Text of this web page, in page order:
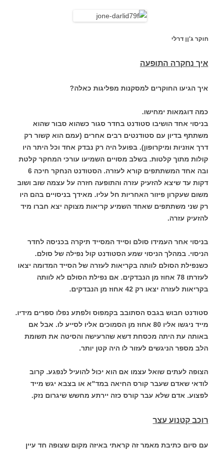
חוקר ג'ןן דרלי
איך נחקרה התופעה
איך הגיעו החוקרים למסקנות מפליגות כאלה?
כמה דוגמאות ימחישו.
בניסוי אחד הושיבו סטודנט בחדר סגור כשהוא סבור שהוא
משתתף בדיון עם סטודנטים רבים אחרים (עמם הוא קשור רק
דרך אוזניות ומיקרופון). בפועל היה רק נבדק אחד וכל היתר היו
קולות מתוך קלטות. בשלב מסויים השמיעו עורכי המחקר קלטת
ובה אחד המשתתפים קורא לעזרה. הסטודנט הנחקר חיכה 6
דקות עד שיצא להזעיק עזרה והתופעה חזרה על עצמה שוב ושוב
משום שעקרון פיזור האחריות חל עליו. מאידך בניסויים בהם היו
רק שני משתתפים שאחד השמיע קריאות מצוקה יצא חברו מיד
להזעיק עזרה.
בניסוי אחר העמידו סולם וסייד המסייד תיקרה בכניסה לחדר
הניסוי. במהלך הניסוי שמע הסטודנט קול נפילה של סולם.
כשנפילת הסולם לוותה בקריאות לעזרה של הסייד המדומה יצאו
לעזרתו 78 אחוז מן הנבדקים. אם נפילת הסולם לא לוותה
בקריאות לעזרה יצאו רק 42 אחוז מן הנבדקים.
סטודנט חבוש בגבס הסתובב בקמפוס ולפתע נפלו ספרים מידיו.
מייד ניגשו אליו 80 אחוז מן הסמוכים אליו לסייע לו. אבל אם
באותה עת היתה מכסחת דשא שהרעישה והסיטה את תשומת
הלב מספר הניגשים לעזור לו היה קטן יותר.
הצופה לעתים שואל עצמו אם הוא יכול להועיל לנפגע. קרוב
לודאי שאדם שעבר קורס החיאה במד"א או בצבא יגש מייד
לפצוע. אדם שלא עבר קורס כזה יירתע מחשש שיגרום נזק.
רוכב קטנוע עצר
עם סיום כתיבת מאמר זה קראתי באיזה מקום שצופה חד עיין